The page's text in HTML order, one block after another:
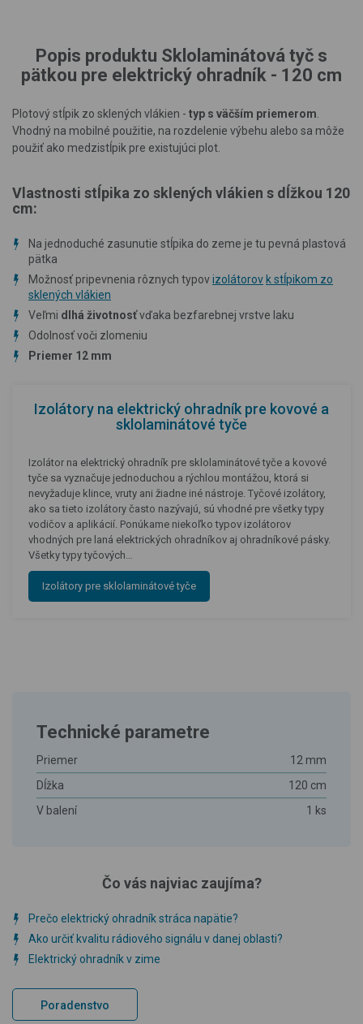
Popis produktu Sklolaminátová tyč s
pätkou pre elektrický ohradník - 120 cm
Plotový stĺpik zo sklených vlákien - typ s väčším priemerom
Vhodný na mobilné použitie, na rozdelenie výbehu alebo sa môže
použiť ako medzistĺpik pre existujúci plot.
Vlastnosti stĺpika zo sklených vlákien s dĺžkou 120
cm:
Na jednoduché zasunutie stĺpika do zeme je tu pevná plastová
pätka
Možnosť pripevnenia rôznych typovizolátorov k stĺpikom zo
sklených vlákien
Veľmi dlhá životnosťvďaka bezfarebnej vrstve laku
Odolnosť voči zlomeniu
Priemer 12 mm
Izolátory na elektrický ohradník pre kovové a
sklolaminátové tyče
Izolátor na elektrický ohradník pre sklolaminátové tyče a kovové
tyče sa vyznačuje jednoduchou a rýchlou montážou, ktorá si
nevyžaduje klince, vruty ani žiadne iné nástroje. Tyčové izolátory,
ako sa tieto izolátory často nazývajú, sú vhodné pre všetky typy
vodičov a aplikácií. Ponúkame niekoľko typov izolátorov
vhodných pre laná elektrických ohradníkov aj ohradníkové pásky.
Všetky typy tyčových…
Izolátory pre sklolaminátové tyče
Technické parametre
Priemer
12 mm
Dĺžka
120 cm
V balení
1 ks
Čo vás najviac zaujíma?
Prečo elektrický ohradník stráca napätie?
Ako určiť kvalitu rádiového signálu v danej oblasti?
Elektrický ohradník v zime
Poradenstvo